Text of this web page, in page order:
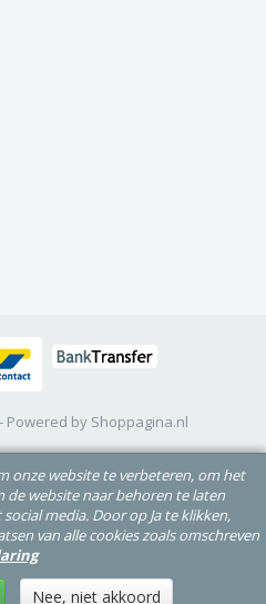
Powered by Shoppagina.nl
onze website te verbeteren, om het
de website naar behoren te laten
media. Door op Ja te klikken,
van alle cookies zoals omschreven
Nee, niet akkoord